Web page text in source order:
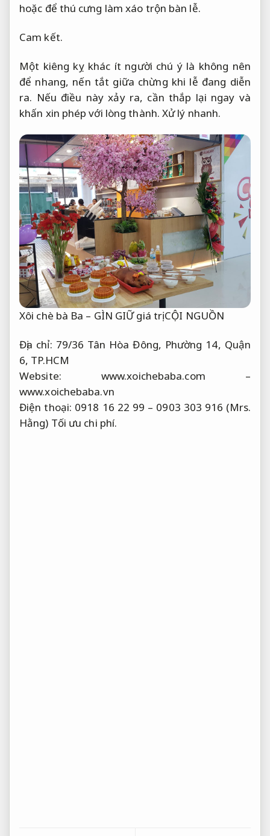
hoặc để thú cưng làm xáo trộn bàn lễ.
Cam kết.
Một kiêng kỵ khác ít người chú ý là không nên
để nhang, nến tắt giữa chừng khi lễ đang diễn
ra. Nếu điều này xảy ra, cần thắp lại ngay và
khấn xin phép với lòng thành. Xử lý nhanh.
Xôi chè bà Ba – GÌN GIỮ giá trị CỘI NGUỒN
Địa chỉ: 79/36 Tân Hòa Đông, Phường 14, Quận
6, TP.HCM
Website: www.xoichebaba.com –
www.xoichebaba.vn
Điện thoại: 0918 16 22 99 – 0903 303 916 (Mrs.
Hằng) Tối ưu chi phí.